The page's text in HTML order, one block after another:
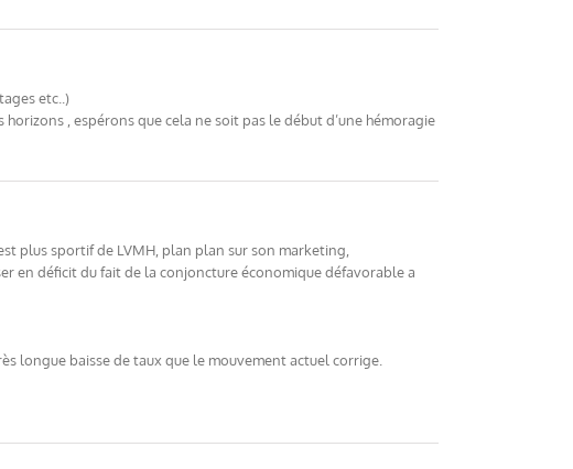
etc..)
, espérons que cela ne soit pas le début d’une hémoragie
plus sportif de LVMH, plan plan sur son marketing,
en déficit du fait de la conjoncture économique défavorable a
longue baisse de taux que le mouvement actuel corrige.